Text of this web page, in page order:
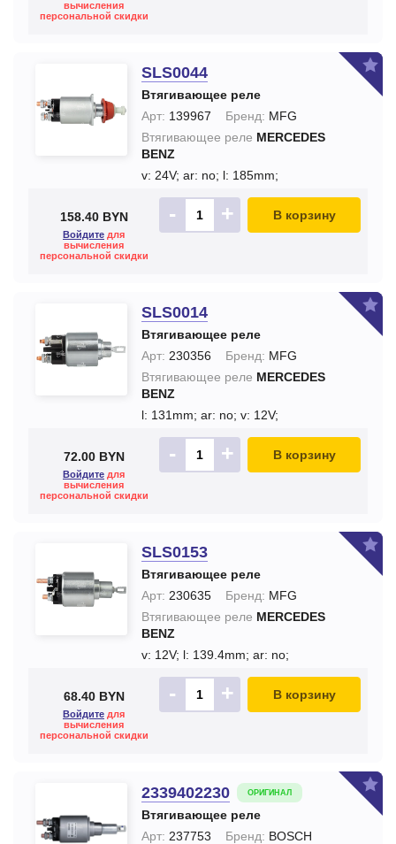
вычисления
персональной скидки
SLS0044
Втягивающее реле
Арт: 139967 Бренд: MFG
Втягивающее реле MERCEDES
BENZ
v: 24V; ar: no; l: 185mm;
158.40 BYN
Войдите для
вычисления
персональной скидки
- + В корзину
SLS0014
Втягивающее реле
Арт: 230356 Бренд: MFG
Втягивающее реле MERCEDES
BENZ
l: 131mm; ar: no; v: 12V;
72.00 BYN
Войдите для
вычисления
персональной скидки
- + В корзину
SLS0153
Втягивающее реле
Арт: 230635 Бренд: MFG
Втягивающее реле MERCEDES
BENZ
v: 12V; l: 139.4mm; ar: no;
68.40 BYN
Войдите для
вычисления
персональной скидки
- + В корзину
2339402230 ОРИГИНАЛ
Втягивающее реле
Арт: 237753 Бренд: BOSCH